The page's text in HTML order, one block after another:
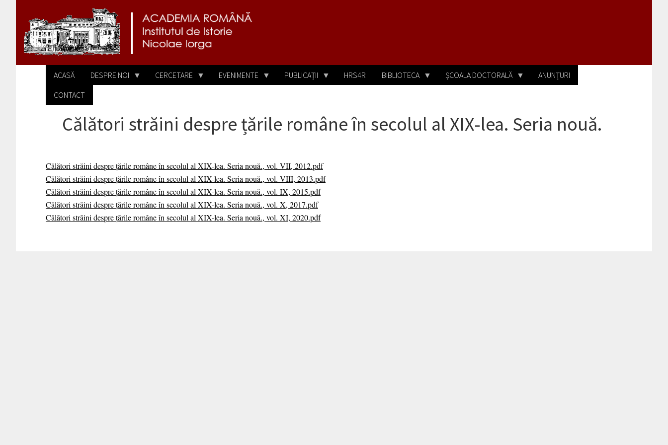
ACASĂ DESPRE NOI CERCETARE EVENIMENTE PUBLICAȚII HRS4R BIBLIOTECA ȘCOALA DOCTORALĂ
ANUNȚURI
CONTACT
Călători străini despre țările române în secolul al XIX-lea. Seria nouă.
Călători străini despre țările române în secolul al XIX-lea. Seria nouă., vol. VII, 2012.pdf
Călători străini despre țările române în secolul al XIX-lea. Seria nouă., vol. VIII, 2013.pdf
Călători străini despre țările române în secolul al XIX-lea. Seria nouă., vol. IX, 2015.pdf
Călători străini despre țările române în secolul al XIX-lea. Seria nouă., vol. X, 2017.pdf
Călători străini despre țările române în secolul al XIX-lea. Seria nouă., vol. XI, 2020.pdf